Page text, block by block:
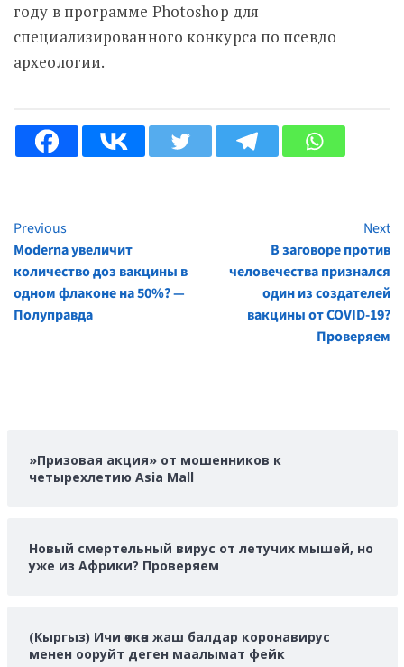
году в программе Photoshop для
специализированного конкурса по псевдо
археологии.
Continue
Reading
Previous
Moderna увеличит
количество доз вакцины в
одном флаконе на 50%? —
Полуправда
Next
В заговоре против
человечества признался
один из создателей
вакцины от COVID-19?
Проверяем
»Призовая акция» от мошенников к
четырехлетию Asia Mall
Новый смертельный вирус от летучих мышей, но
уже из Африки? Проверяем
(Кыргыз) Ичи өткөн жаш балдар коронавирус
менен ооруйт деген маалымат фейк